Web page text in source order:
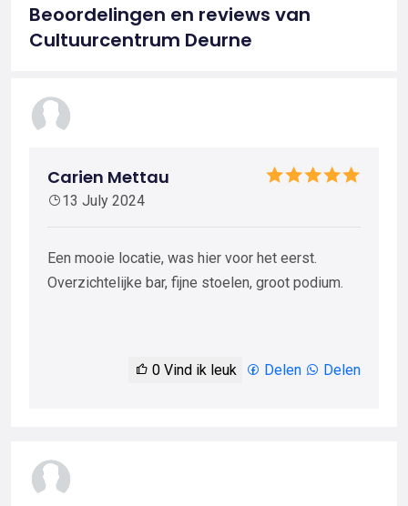
Beoordelingen en reviews van
Cultuurcentrum Deurne
Carien Mettau
13 July 2024
Een mooie locatie, was hier voor het eerst.
Overzichtelijke bar, fijne stoelen, groot podium.
0 Vind ik leuk Delen Delen